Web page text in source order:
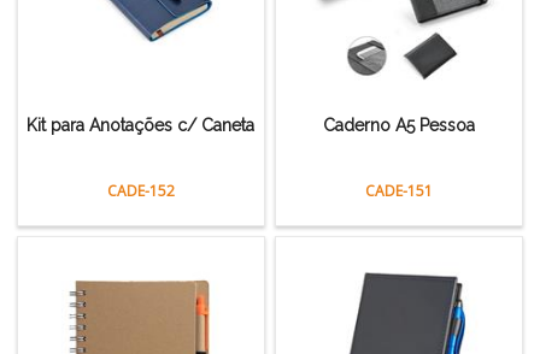
Kit para Anotações c/ Caneta
CADE-152
Caderno A5 Pessoa
CADE-151